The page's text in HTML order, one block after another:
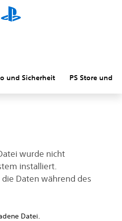
und Sicherheit PS Store und
wurde nicht
installiert.
Daten während des
Datei.